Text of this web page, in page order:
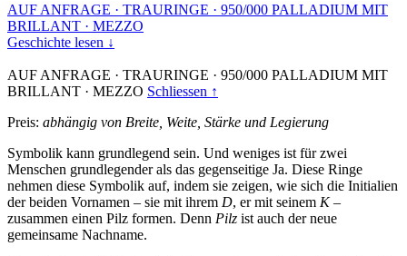
AUF ANFRAGE · TRAURINGE · 950/000 PALLADIUM MIT
BRILLANT · MEZZO
Geschichte lesen ↓
AUF ANFRAGE · TRAURINGE · 950/000 PALLADIUM MIT
BRILLANT · MEZZO Schliessen ↑
Preis: abhängig von Breite, Weite, Stärke und Legierung
Symbolik kann grundlegend sein. Und weniges ist für zwei
Menschen grundlegender als das gegenseitige Ja. Diese Ringe
nehmen diese Symbolik auf, indem sie zeigen, wie sich die Initialien
der beiden Vornamen – sie mit ihrem D, er mit seinem K–
zusammen einen Pilz formen. Denn Pilz ist auch der neue
gemeinsame Nachname.